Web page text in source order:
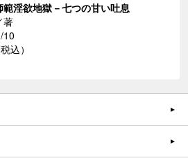
範淫欲地獄－七つの甘い吐息
著
10
込）